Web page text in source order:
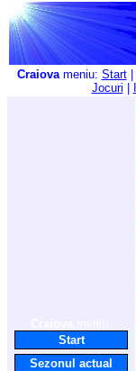
Craiovameniu: Start|
Jocuri
Start
Sezonul actual